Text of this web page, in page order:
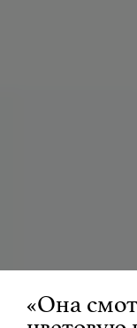
«Она